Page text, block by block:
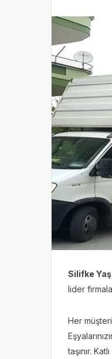
Silifke
lider
Her
taşınır.